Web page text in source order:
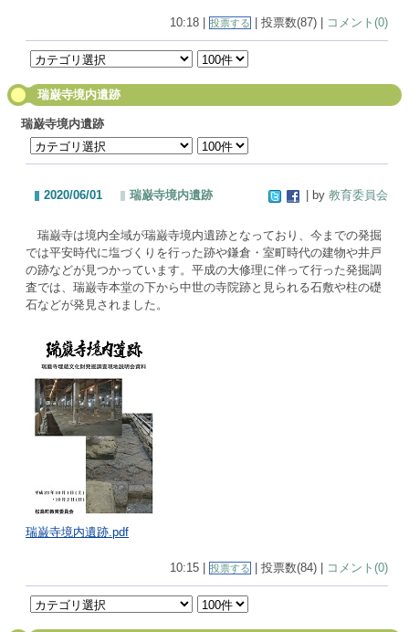
10:18 | 投票する | 投票数(87) | コメント(0)
瑞巌寺境内遺跡
瑞巌寺境内遺跡
2020/06/01 瑞巌寺境内遺跡 | by 教育委員会
瑞巌寺は境内全域が瑞巌寺境内遺跡となっており、今までの発掘
では平安時代に塩づくりを行った跡や鎌倉・室町時代の建物や井戸
の跡などが見つかっています。平成の大修理に伴って行った発掘調
査では、瑞巌寺本堂の下から中世の寺院跡と見られる石敷や柱の礎
石などが発見されました。
瑞巌寺境内遺跡.pdf
10:15 | 投票する | 投票数(84) | コメント(0)